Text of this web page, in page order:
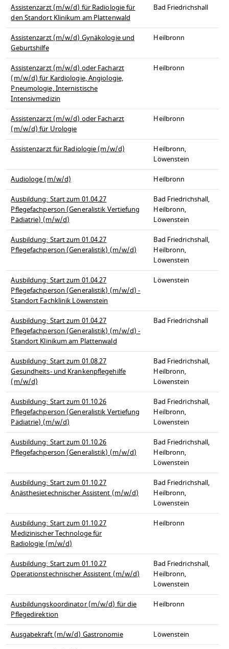
Assistenzarzt (m/w/d) für Radiologie für
den Standort Klinikum am Plattenwald
Bad Friedrichshall
Assistenzarzt (m/w/d) Gynäkologie und
Geburtshilfe
Heilbronn
Assistenzarzt (m/w/d) oder Facharzt
(m/w/d) für Kardiologie, Angiologie,
Pneumologie, Internistische
Intensivmedizin
Heilbronn
Assistenzarzt (m/w/d) oder Facharzt
(m/w/d) für Urologie
Heilbronn
Assistenzarzt für Radiologie (m/w/d)
Heilbronn,
Löwenstein
Audiologe (m/w/d)
Heilbronn
Ausbildung: Start zum 01.04.27
Pflegefachperson (Generalistik Vertiefung
Pädiatrie) (m/w/d)
Bad Friedrichshall,
Heilbronn,
Löwenstein
Ausbildung: Start zum 01.04.27
Pflegefachperson (Generalistik) (m/w/d)
Bad Friedrichshall,
Heilbronn,
Löwenstein
Ausbildung: Start zum 01.04.27
Pflegefachperson (Generalistik) (m/w/d) -
Standort Fachklinik Löwenstein
Löwenstein
Ausbildung: Start zum 01.04.27
Pflegefachperson (Generalistik) (m/w/d) -
Standort Klinikum am Plattenwald
Bad Friedrichshall
Ausbildung: Start zum 01.08.27
Gesundheits- und Krankenpflegehilfe
(m/w/d)
Bad Friedrichshall,
Heilbronn,
Löwenstein
Ausbildung: Start zum 01.10.26
Pflegefachperson (Generalistik Vertiefung
Pädiatrie) (m/w/d)
Bad Friedrichshall,
Heilbronn,
Löwenstein
Ausbildung: Start zum 01.10.26
Pflegefachperson (Generalistik) (m/w/d)
Bad Friedrichshall,
Heilbronn,
Löwenstein
Ausbildung: Start zum 01.10.27
Anästhesietechnischer Assistent (m/w/d)
Bad Friedrichshall,
Heilbronn,
Löwenstein
Ausbildung: Start zum 01.10.27
Medizinischer Technologe für
Radiologie (m/w/d)
Heilbronn
Ausbildung: Start zum 01.10.27
Operationstechnischer Assistent (m/w/d)
Bad Friedrichshall,
Heilbronn,
Löwenstein
Ausbildungskoordinator (m/w/d) für die
Pflegedirektion
Heilbronn
Ausgabekraft (m/w/d) Gastronomie
Löwenstein